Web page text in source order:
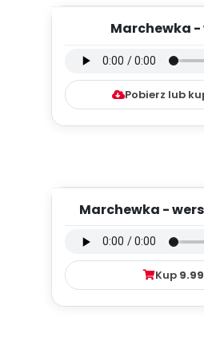
Marchewka -
Pobierz lub
Marchewka -
Kup 9.99